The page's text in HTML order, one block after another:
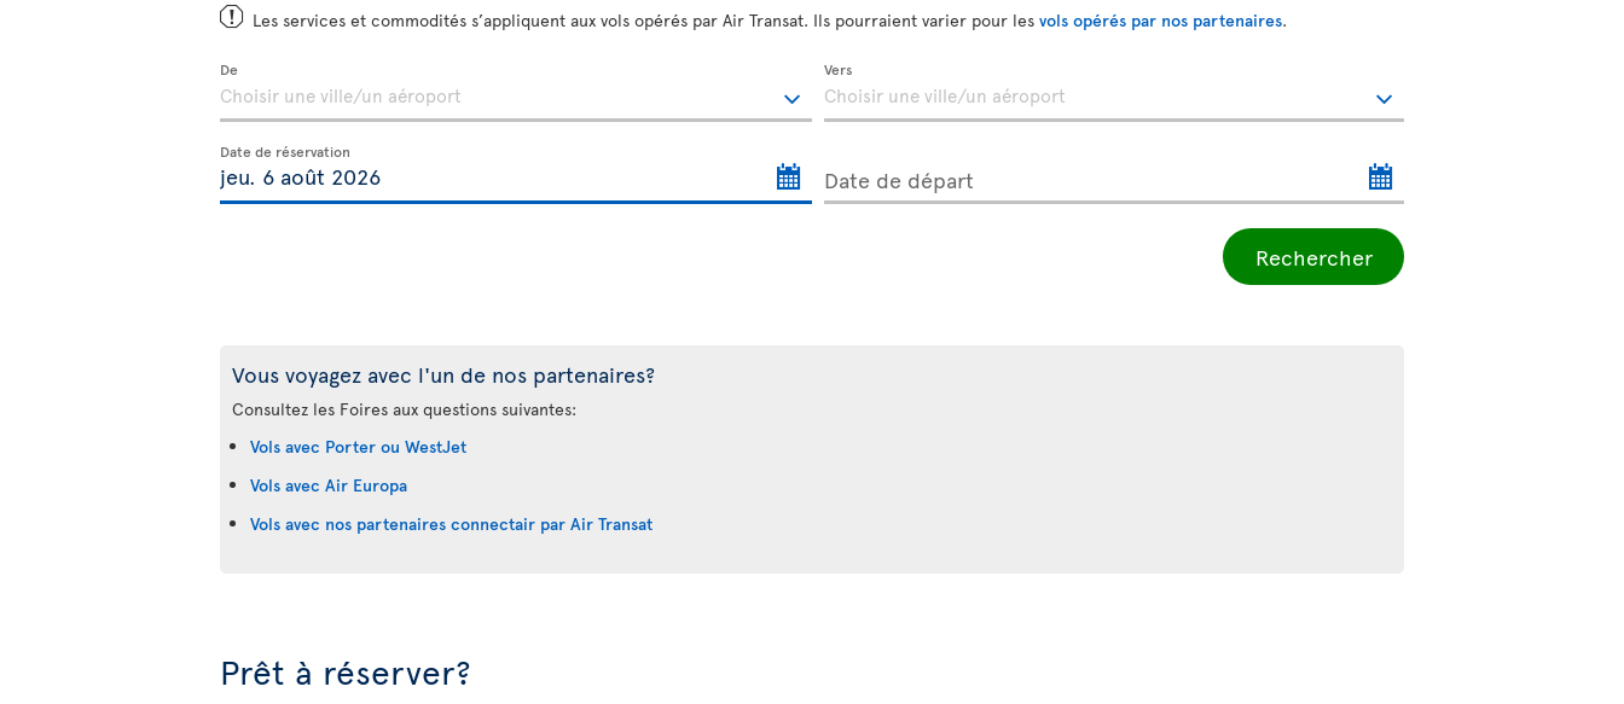
Les services et commodités s’appliquent aux vols opérés par Air Transat. Ils pourraient varier pour les vols opérés par nos partenaires.
De Vers
Date de réservation
Date de départ
Rechercher
Vous voyagez avec l'un de nos partenaires?
Consultez les Foires aux questions suivantes:
Vols avec Porter ou WestJet
Vols avec Air Europa
Vols avec nos partenaires connectair par Air Transat
Prêt à réserver?